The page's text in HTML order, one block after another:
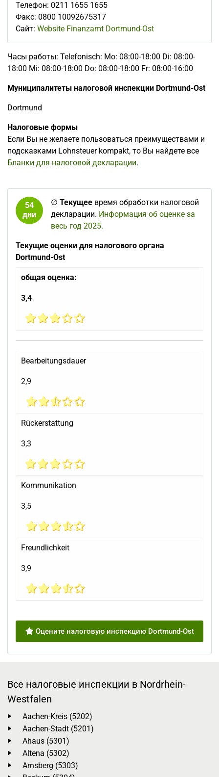
Телефон: 0211 1655 1655
Факс: 0800 10092675317
Сайт: Website Finanzamt Dortmund-Ost
Часы работы: Telefonisch: Mo: 08:00-18:00 Di: 08:00-
18:00 Mi: 08:00-18:00 Do: 08:00-18:00 Fr: 08:00-16:00
Муниципалитеты налоговой инспекции Dortmund-Ost
Dortmund
Налоговые формы
Если Вы не желаете пользоваться преимуществами и
подсказками Lohnsteuer kompakt, то Вы найдете все
Бланки для налоговой декларации.
54
дни
∅ Текущее время обработки налоговой
декларации. Информация об оценке за
весь год 2025.
Текущие оценки для налогового органа
Dortmund-Ost
общая оценка:
3,4
Bearbeitungsdauer
2,9
Rückerstattung
3,3
Kommunikation
3,5
Freundlichkeit
3,9
Оцените налоговую инспекцию Dortmund-Ost
Все налоговые инспекции в Nordrhein-
Westfalen
Aachen-Kreis (5202)
Aachen-Stadt (5201)
Ahaus (5301)
Altena (5302)
Arnsberg (5303)